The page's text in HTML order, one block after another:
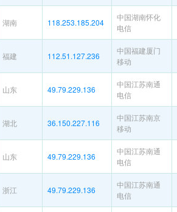
湖南 118.253.185.204
中国湖南怀化
电信
福建 112.51.127.236
中国福建厦门
移动
山东 49.79.229.136
中国江苏南通
电信
湖北 36.150.227.116
中国江苏南京
移动
山东 49.79.229.136
中国江苏南通
电信
浙江 49.79.229.136
中国江苏南通
电信